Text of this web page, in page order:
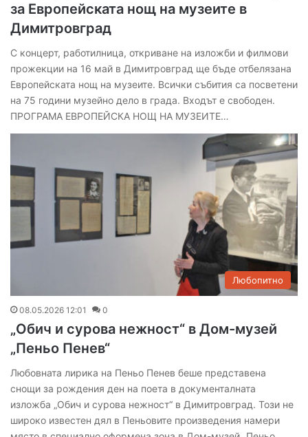
за Европейската нощ на музеите в
Димитровград
С концерт, работилница, откриване на изложби и филмови
прожекции на 16 май в Димитровград ще бъде отбелязана
Европейската нощ на музеите. Всички събития са посветени
на 75 години музейно дело в града. Входът е свободен.
ПРОГРАМА ЕВРОПЕЙСКА НОЩ НА МУЗЕИТЕ…
Любопитно
08.05.2026 12:01 0
„Обич и сурова нежност“ в Дом-музей
„Пеньо Пенев“
Любовната лирика на Пеньо Пенев беше представена
снощи за рождения ден на поета в документалната
изложба „Обич и сурова нежност“ в Димитровград. Този не
широко известен дял в Пеньовите произведения намери